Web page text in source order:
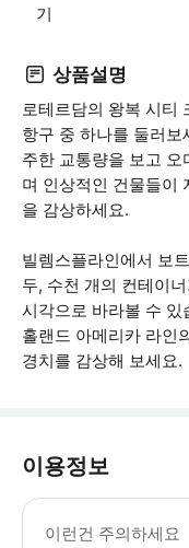
기
상품설명
로테르담의 왕복 시티
항구 중 하나를 둘러
주한 교통량을 보고
며 인상적인 건물들이
을 감상하세요.
빌렘스플라인에서 보
두, 수천 개의 컨테이
시각으로 바라볼 수 있
홀랜드 아메리카 라인
경치를 감상해 보세요.
이용정보
이런건 주의하세요